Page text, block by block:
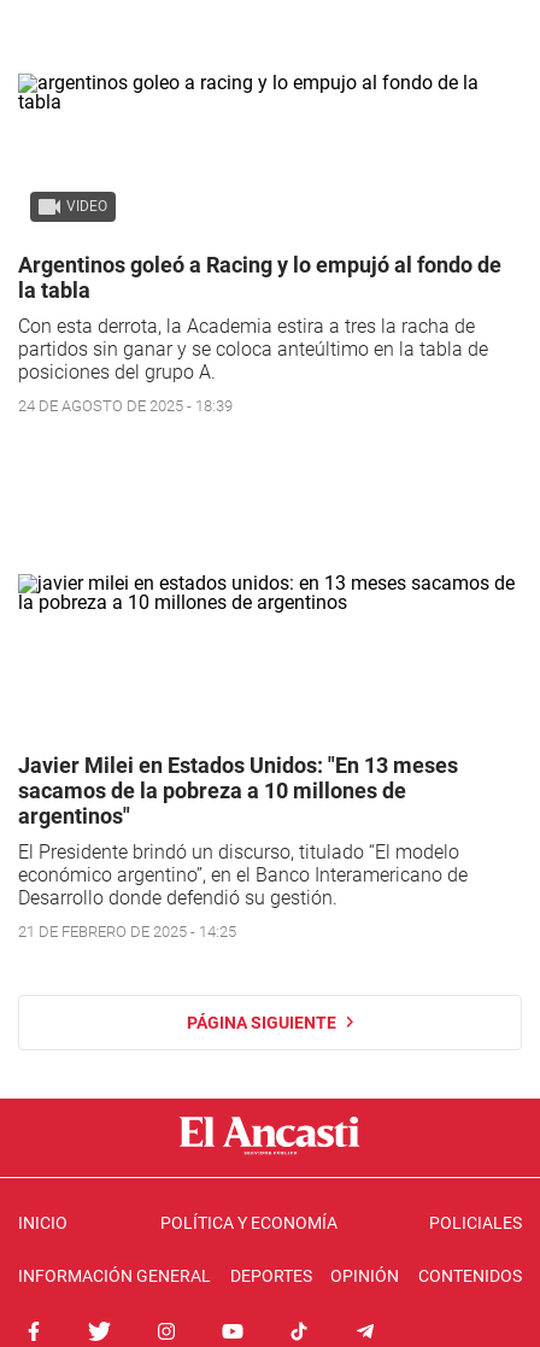
VIDEO
Argentinos goleó a Racing y lo empujó al fondo de
la tabla
Con esta derrota, la Academia estira a tres la racha de
partidos sin ganar y se coloca anteúltimo en la tabla de
posiciones del grupo A.
24 DE AGOSTO DE 2025 - 18:39
Javier Milei en Estados Unidos: "En 13 meses
sacamos de la pobreza a 10 millones de
argentinos"
El Presidente brindó un discurso, titulado “El modelo
económico argentino”, en el Banco Interamericano de
Desarrollo donde defendió su gestión.
21 DE FEBRERO DE 2025 - 14:25
PÁGINA SIGUIENTE
INICIO POLÍTICA Y ECONOMÍA POLICIALES
INFORMACIÓN GENERAL DEPORTES OPINIÓN CONTENIDOS